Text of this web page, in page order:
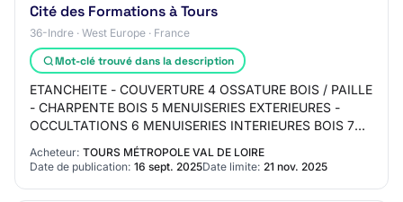
Cité des Formations à Tours
36-Indre · West Europe · France
Mot-clé trouvé dans la description
ETANCHEITE - COUVERTURE 4 OSSATURE BOIS / PAILLE
- CHARPENTE BOIS 5 MENUISERIES EXTERIEURES -
OCCULTATIONS 6 MENUISERIES INTERIEURES BOIS 7
CLOISONS - DOUBLAGES -PLAFONDS PLATRE 8 CHAPE
- REVETEMENT…
Acheteur: TOURS MÉTROPOLE VAL DE LOIRE
Date de publication: 16 sept. 2025Date limite: 21 nov. 2025